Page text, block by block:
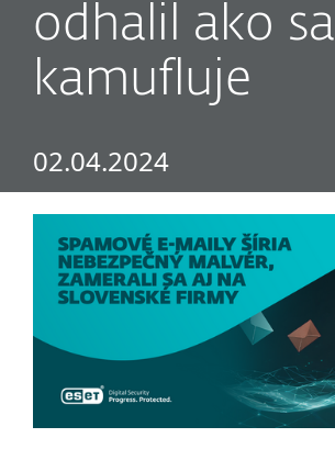
odhalil ako sa
kamufluje
02.04.2024